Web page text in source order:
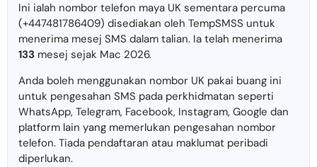
Ini ialah nombor telefon maya UK sementara percuma
(+447481786409) disediakan oleh TempSMSS untuk
menerima mesej SMS dalam talian. Ia telah menerima
133 mesej sejak Mac 2026.
Anda boleh menggunakan nombor UK pakai buang ini
untuk pengesahan SMS pada perkhidmatan seperti
WhatsApp, Telegram, Facebook, Instagram, Google dan
platform lain yang memerlukan pengesahan nombor
telefon. Tiada pendaftaran atau maklumat peribadi
diperlukan.